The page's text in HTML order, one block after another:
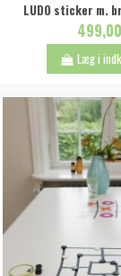
LUDO sticker m.
Læg i